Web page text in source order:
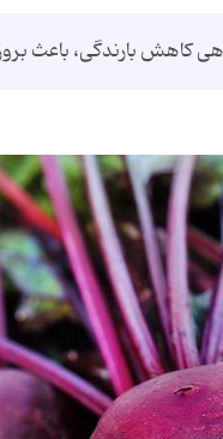
کاهش بارندگی، باعث